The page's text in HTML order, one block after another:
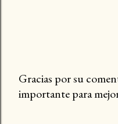
P
Gracias por su
importante para